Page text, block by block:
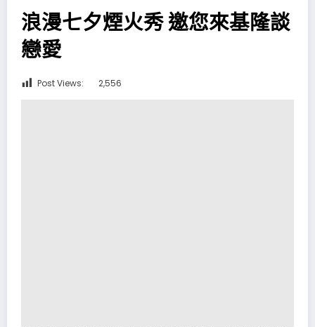
浪漫七夕煙火秀 邀您來基隆談
戀愛
Post Views: 2,556